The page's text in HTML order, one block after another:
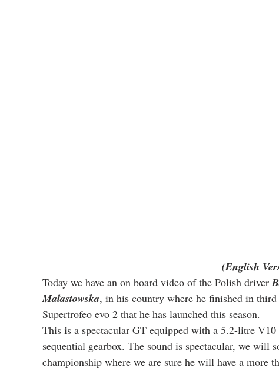
(English
Today we have an on board video of the Polish driver
Małastowska, in his country where he finished in
Supertrofeo evo 2 that he has launched this season.
This is a spectacular GT equipped with a 5.2-litre
sequential gearbox. The sound is spectacular, we will
championship where we are sure he will have a more